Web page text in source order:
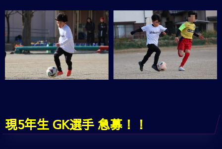
現5年生 GK選手 急募！！